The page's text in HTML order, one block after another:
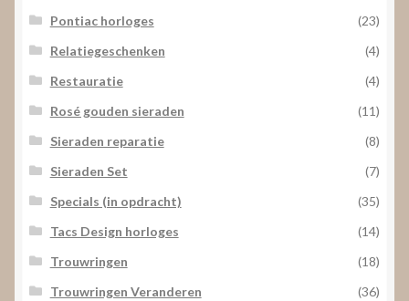
Pontiac horloges
(23)
Relatiegeschenken
(4)
Restauratie
(4)
Rosé gouden sieraden
(11)
Sieraden reparatie
(8)
Sieraden Set
(7)
Specials (in opdracht)
(35)
Tacs Design horloges
(14)
Trouwringen
(18)
Trouwringen Veranderen
(36)